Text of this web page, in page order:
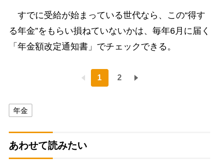
すでに受給が始まっている世代なら、この“得す
る年金”をもらい損ねていないかは、毎年6月に届く
「年金額改定通知書」でチェックできる。
1 2
年金
あわせて読みたい